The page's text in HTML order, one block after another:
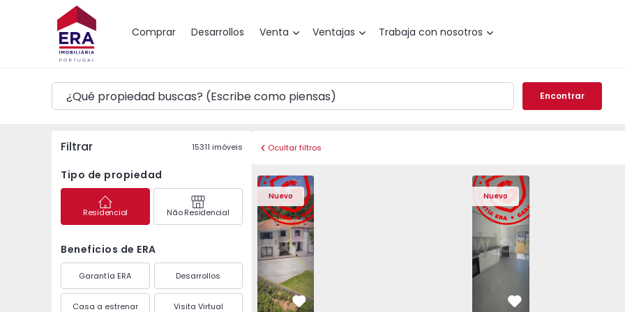
Comprar Desarrollos Venta Ventajas Trabaja con nosotros
Mapa
Encontrar
Filtrar 15311 imóveis
Tipo de propiedad
Residencial Não Residencial
Beneficios de ERA
Garantía ERA Desarrollos
Casa a estrenar Visita Virtual
Ocultar filtros
Nuevo
Vivienda Pareada T3 Angra do Heroísmo, São Mateus da Calheta - 1575310 - 40
Vivienda Pareada T3 Angra do Heroísmo, São Mateus da Calheta -
Vivienda Pareada T3 Angra do Heroísmo, São Mateus da
Vivienda Pareada T3 Angra do Heroísmo, São
Vivienda Pareada T3 Angra do
Vivienda Pareada T3
Vivienda
Favorito
Nuevo
Apartamento T2 Seixal, Amora - 1575805
Apartamento T2 Seixal,
Apartamento T2
Favorito